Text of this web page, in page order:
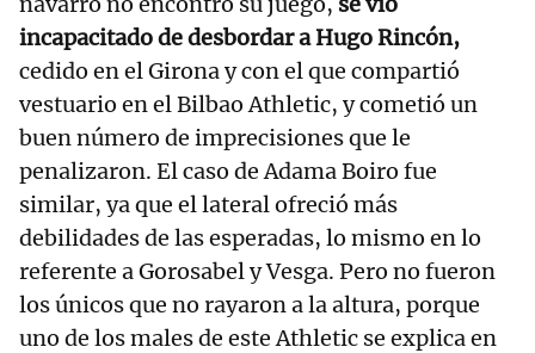
incapacitado de desbordar a Hugo Rincón,
cedido en el Girona y con el que compartió
vestuario en el Bilbao Athletic, y cometió un
buen número de imprecisiones que le
penalizaron. El caso de Adama Boiro fue
similar, ya que el lateral ofreció más
debilidades de las esperadas, lo mismo en lo
referente a Gorosabel y Vesga. Pero no fueron
los únicos que no rayaron a la altura, porque
uno de los males de este Athletic se explica en